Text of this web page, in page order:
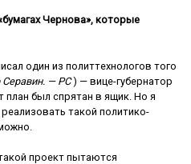
Чернова», которые
один из политтехнологов того
Серавин. — РС) — вице-губернатор
был спрятан в ящик. Но я
такой политико-
проект пытаются